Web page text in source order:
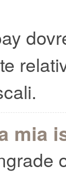
mia